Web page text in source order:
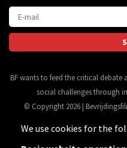
BF wants to feed the critical
social challenges through
© Copyright 2026 |
Nimbu. Source for
We use cookies for the